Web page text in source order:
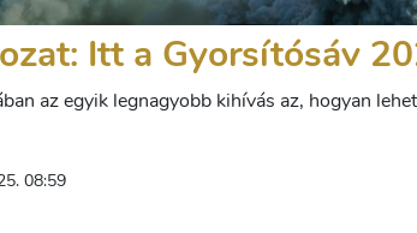
Itt a Gyorsítósáv
az egyik legnagyobb kihívás az, hogyan
08:59